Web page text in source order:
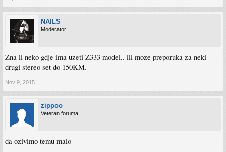
NAILS
Moderator
Zna li neko gdje ima uzeti Z333 model.. ili moze preporuka za neki
drugi stereo set do 150KM.
Nov 9, 2015
zippoo
Veteran foruma
da ozivimo temu malo